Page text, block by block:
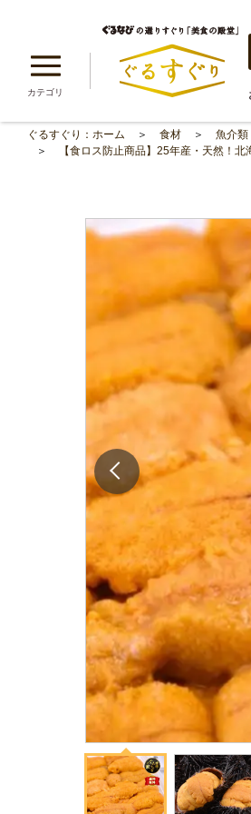
カテゴリ
ぐるすぐり：ホーム 食材 魚介類
【食ロス防止商品】25年産・天然！